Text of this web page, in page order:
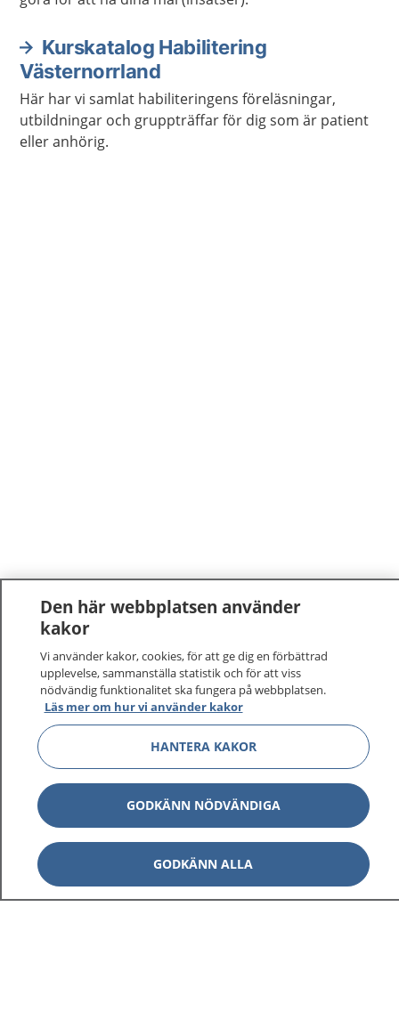
Kurskatalog Habilitering
Västernorrland
Här har vi samlat habiliteringens föreläsningar,
utbildningar och gruppträffar för dig som är patient
eller anhörig.
1177–tryggt om din hälsa och vård
På 1177.se får du råd om hälsa och information om
sjukdomar och vilka mottagningar du kan kontakta.
Logga in för att läsa din journal och göra dina
vårdärenden. Ring telefonnummer 1177 för
sjukvårdsrådgivning dygnet runt.
1177 ger dig råd när du vill må bättre.
Den här webbplatsen använder
kakor
Vi använder kakor, cookies, för att ge dig en förbättrad
upplevelse, sammanställa statistik och för att viss
nödvändig funktionalitet ska fungera på webbplatsen.
Läs mer om hur vi använder kakor
HANTERA KAKOR
GODKÄNN NÖDVÄNDIGA
GODKÄNN ALLA